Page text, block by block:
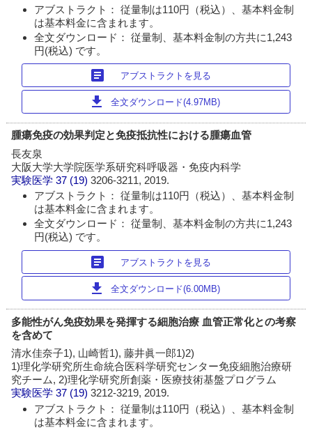
アブストラクト： 従量制は110円（税込）、基本料金制
は基本料金に含まれます。
全文ダウンロード： 従量制、基本料金制の方共に1,243
円(税込) です。
article アブストラクトを見る
download 全文ダウンロード(4.97MB)
腫瘍免疫の効果判定と免疫抵抗性における腫瘍血管
長友泉
大阪大学大学院医学系研究科呼吸器・免疫内科学
実験医学 37 (19)3206-3211, 2019.
アブストラクト： 従量制は110円（税込）、基本料金制
は基本料金に含まれます。
全文ダウンロード： 従量制、基本料金制の方共に1,243
円(税込) です。
article アブストラクトを見る
download 全文ダウンロード(6.00MB)
多能性がん免疫効果を発揮する細胞治療 血管正常化との考察
を含めて
清水佳奈子1), 山崎哲1), 藤井眞一郎1)2)
1)理化学研究所生命統合医科学研究センター免疫細胞治療研
究チーム, 2)理化学研究所創薬・医療技術基盤プログラム
実験医学 37 (19)3212-3219, 2019.
アブストラクト： 従量制は110円（税込）、基本料金制
は基本料金に含まれます。